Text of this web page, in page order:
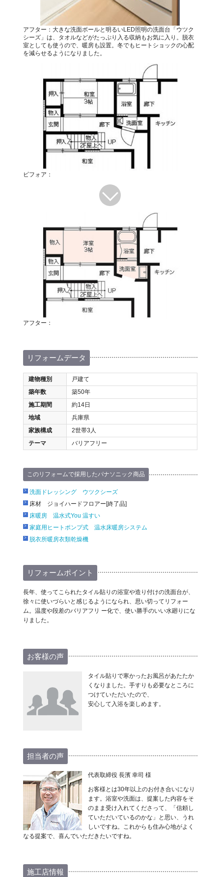
アフター：大きな洗面ボールと明るいLED照明の洗面台「ウツク
シーズ」は、タオルなどがたっぷり入る収納もお気に入り。脱衣
室としても使うので、暖房も設置。冬でもヒートショックの心配
を減らせるようになりました。
ビフォア：
アフター：
リフォームデータ
建物種別
戸建て
築年数
築50年
施工期間
約14日
地域
兵庫県
家族構成
2世帯3人
テーマ
バリアフリー
このリフォームで採用したパナソニック商品
洗面ドレッシング ウツクシーズ
床材 ジョイハードフロアー[終了品]
床暖房 温水式You 温すい
家庭用ヒートポンプ式 温水床暖房システム
脱衣所暖房衣類乾燥機
リフォームポイント
長年、使ってこられたタイル貼りの浴室や造り付けの洗面台が、
徐々に使いづらいと感じるようになられ、思い切ってリフォー
ム。温度や段差のバリアフリ ー化で、使い勝手のいい水廻りにな
りました。
お客様の声
タイル貼りで寒かったお風呂があたたか
くなりました。手すりも必要なところに
つけていただいたので、
安心して入浴を楽しめます。
担当者の声
代表取締役 長濱 幸司 様
お客様とは30年以上のお付き合いになり
ます。浴室や洗面は、提案した内容をそ
のまま受け入れてくださって、「信頼し
ていただいているのかな」と思い、うれ
しいですね。これからも住み心地がよく
なる提案で、喜んでいただきたいですね。
施工店情報